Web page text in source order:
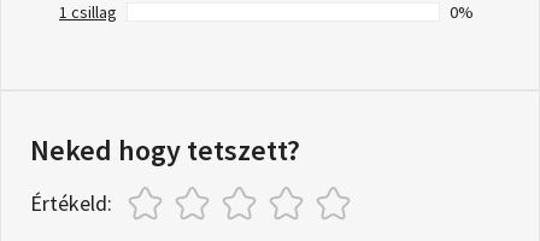
1 csillag
0%
Neked hogy tetszett?
Értékeld: